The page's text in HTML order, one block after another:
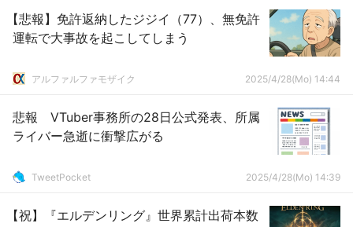
【悲報】免許返納したジジイ（77）、無免許
運転で大事故を起こしてしまう
アルファルファモザイク 2025/4/28(Mo) 14:44
悲報 VTuber事務所の28日公式発表、所属
ライバー急逝に衝撃広がる
TweetPocket 2025/4/28(Mo) 14:39
【祝】『エルデンリング』世界累計出荷本数